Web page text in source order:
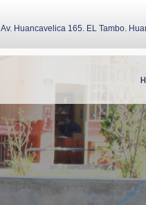
Av. Huancavelica 165. EL Tambo.